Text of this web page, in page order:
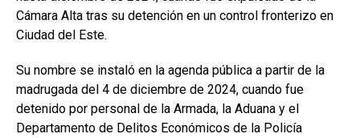
Cámara Alta tras su detención en un control fronterizo en
Ciudad del Este.
Su nombre se instaló en la agenda pública a partir de la
madrugada del 4 de diciembre de 2024, cuando fue
detenido por personal de la Armada, la Aduana y el
Departamento de Delitos Económicos de la Policía